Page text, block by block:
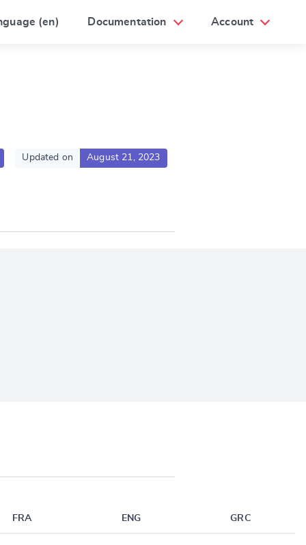
(en) Documentation Account
Updated on August 21, 2023
FRA ENG GRC